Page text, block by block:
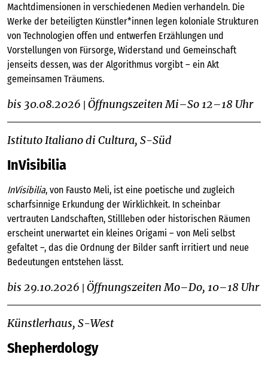
Machtdimensionen in verschiedenen Medien verhandeln. Die
Werke der beteiligten Künstler*innen legen koloniale Strukturen
von Technologien offen und entwerfen Erzählungen und
Vorstellungen von Fürsorge, Widerstand und Gemeinschaft
jenseits dessen, was der Algorithmus vorgibt – ein Akt
gemeinsamen Träumens.
bis 30.08.2026 Öffnungszeiten Mi–So 12–18 Uhr
Istituto Italiano di Cultura, S-Süd
InVisibilia
InVisibilia, von Fausto Meli, ist eine poetische und zugleich
scharfsinnige Erkundung der Wirklichkeit. In scheinbar
vertrauten Landschaften, Stillleben oder historischen Räumen
erscheint unerwartet ein kleines Origami – von Meli selbst
gefaltet –, das die Ordnung der Bilder sanft irritiert und neue
Bedeutungen entstehen lässt.
bis 29.10.2026 Öffnungszeiten Mo–Do, 10–18 Uhr
Künstlerhaus, S-West
Shepherdology